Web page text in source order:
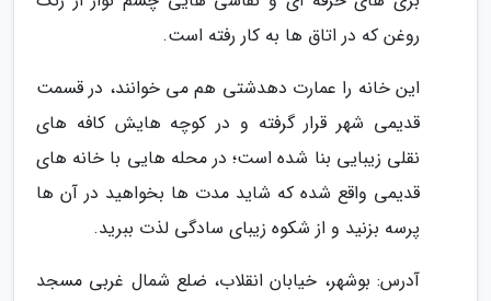
روغن که در اتاق ها به کار رفته است.
این خانه را عمارت دهدشتی هم می خوانند، در قسمت
قدیمی شهر قرار گرفته و در کوچه هایش کافه های
نقلی زیبایی بنا شده است؛ در محله هایی با خانه های
قدیمی واقع شده که شاید مدت ها بخواهید در آن ها
پرسه بزنید و از شکوه زیبای سادگی لذت ببرید.
آدرس: بوشهر، خیابان انقلاب، ضلع شمال غربی مسجد